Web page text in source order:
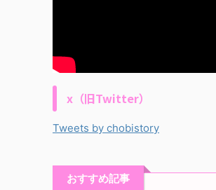
x（旧Twitter）
Tweets by chobistory
おすすめ記事